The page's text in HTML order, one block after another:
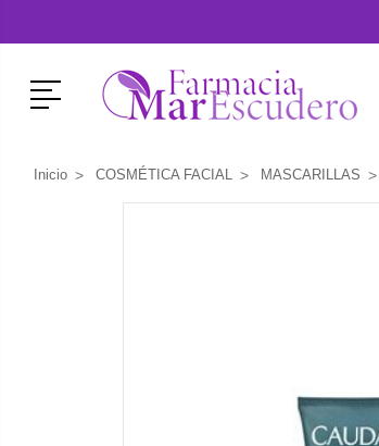
Menú
Inicio COSMÉTICA FACIAL MASCARILLAS